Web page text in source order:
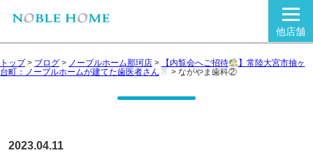
他店舗
トップ> ブログ > ノーブルホーム那珂店 > 【内覧会へご招待
】常陸大宮市抽ヶ
台町：ノーブルホームが建てた歯医者さん
> ながやま歯科②
2023.04.11